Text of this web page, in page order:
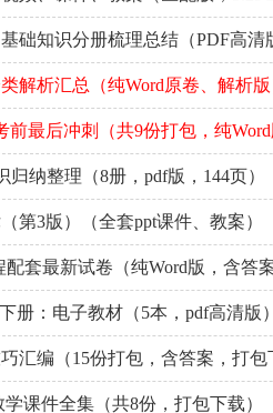
础知识分册梳理总结（PDF高清
解析汇总（纯Word原卷、解析版
最后冲刺（共9份打包，纯Word
纳整理（8册，pdf版，144页）
第3版）（全套ppt课件、教案）
套最新试卷（纯Word版，含答案
册：电子教材（5本，pdf高清版）
汇编（15份打包，含答案，打包
课件全集（共8份，打包下载）